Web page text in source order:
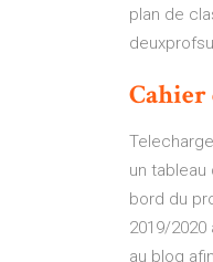
plan de
Cahier
un
bord du
2019/
au blog